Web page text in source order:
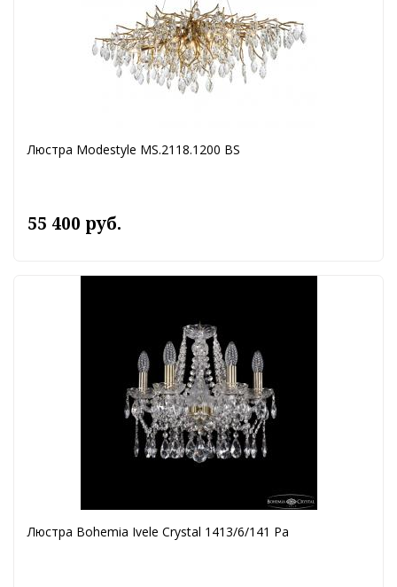
Люстра Modestyle MS.2118.1200 BS
55 400 руб.
Люстра Bohemia Ivele Crystal 1413/6/141 Pa